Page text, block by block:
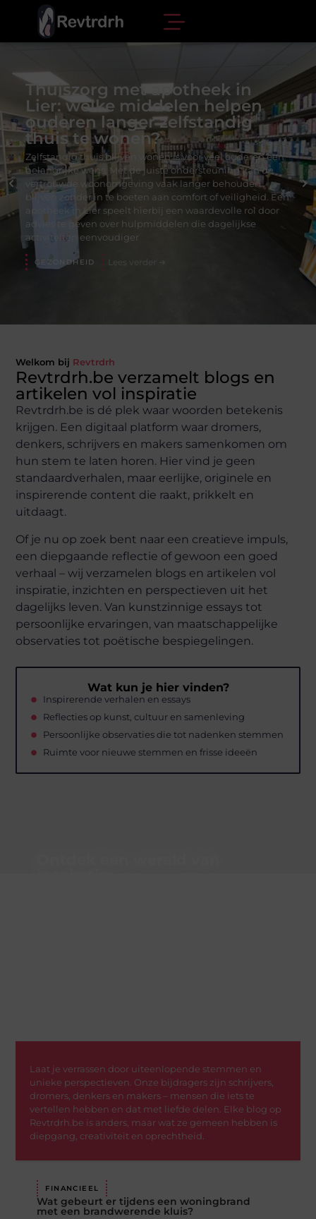
Thuiszorg met apotheek in
Lier: welke middelen helpen
ouderen langer zelfstandig
thuis te wonen?
Zelfstandig thuis blijven wonen is voor veel ouderen een
belangrijke wens. Met de juiste ondersteuning kan de
vertrouwde woonomgeving vaak langer behouden
blijven zonder in te boeten aan comfort of veiligheid. Een
apotheek in Lier speelt hierbij een waardevolle rol door
advies te geven over hulpmiddelen die dagelijkse
activiteiten eenvoudiger
GEZONDHEID Lees verder ➜
Welkom bij Revtrdrh
Revtrdrh.be verzamelt blogs en
artikelen vol inspiratie
Revtrdrh.be is dé plek waar woorden betekenis
krijgen. Een digitaal platform waar dromers,
denkers, schrijvers en makers samenkomen om
hun stem te laten horen. Hier vind je geen
standaardverhalen, maar eerlijke, originele en
inspirerende content die raakt, prikkelt en
uitdaagt.
Of je nu op zoek bent naar een creatieve impuls,
een diepgaande reflectie of gewoon een goed
verhaal – wij verzamelen blogs en artikelen vol
inspiratie, inzichten en perspectieven uit het
dagelijks leven. Van kunstzinnige essays tot
persoonlijke ervaringen, van maatschappelijke
observaties tot poëtische bespiegelingen.
Wat kun je hier vinden?
Inspirerende verhalen en essays
Reflecties op kunst, cultuur en samenleving
Persoonlijke observaties die tot nadenken stemmen
Ruimte voor nieuwe stemmen en frisse ideeën
Laat je verrassen door uiteenlopende stemmen en
unieke perspectieven. Onze bijdragers zijn schrijvers,
dromers, denkers en makers – mensen die iets te
vertellen hebben en dat met liefde delen. Elke blog op
Revtrdrh.be is anders, maar wat ze gemeen hebben is
diepgang, creativiteit en oprechtheid.
FINANCIEEL
Wat gebeurt er tijdens een woningbrand
met een brandwerende kluis?